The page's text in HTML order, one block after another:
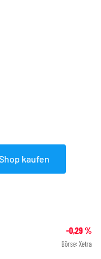
kaufen
-0,29%
Börse: Xetra